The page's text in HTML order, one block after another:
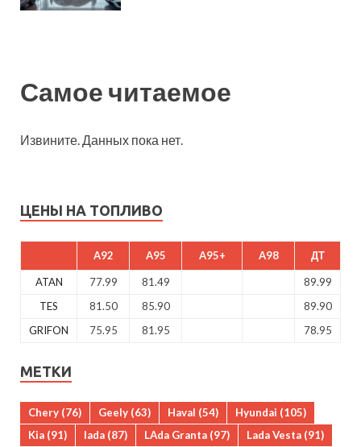
Самое читаемое
Извините. Данных пока нет.
ЦЕНЫ НА ТОПЛИВО
A92 A95 A95+ A98 ДТ
ATAN 77.99 81.49
89.99
TES
81.50 85.90
89.90
GRIFON
75.95 81.95 78.95
МЕТКИ
Chery (76) Geely (63) Haval (54) Hyundai (105)
Kia (91) lada (87) LAda Granta (97) Lada Vesta (91)